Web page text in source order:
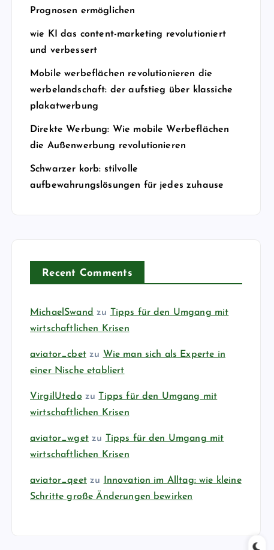
Prognosen ermöglichen
wie KI das content-marketing revolutioniert
und verbessert
Mobile werbeflächen revolutionieren die
werbelandschaft: der aufstieg über klassiche
plakatwerbung
Direkte Werbung: Wie mobile Werbeflächen
die Außenwerbung revolutionieren
Schwarzer korb: stilvolle
aufbewahrungslösungen für jedes zuhause
Recent Comments
MichaelSwand zu
Tipps für den Umgang mit
wirtschaftlichen Krisen
aviator_cbetzu Wie man sich als Experte in
einer Nische etabliert
VirgilUtedo zu
Tipps für den Umgang mit
wirtschaftlichen Krisen
aviator_wgetzu
Tipps für den Umgang mit
wirtschaftlichen Krisen
aviator_qeetzu
Innovation im Alltag: wie kleine
Schritte große Änderungen bewirken